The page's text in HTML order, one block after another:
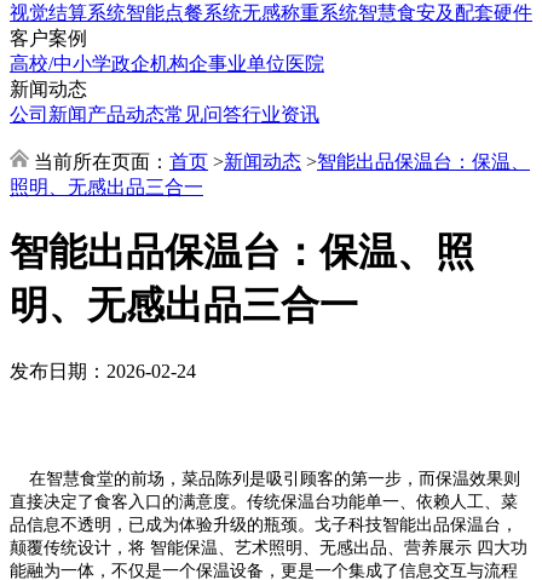
视觉结算系统智能点餐系统无感称重系统智慧食安及配套硬件
客户案例
高校/中小学政企机构企事业单位医院
新闻动态
公司新闻产品动态常见问答行业资讯
当前所在页面： 首页 >新闻动态 >智能出品保温台：保温、
照明、无感出品三合一
智能出品保温台：保温、照
明、无感出品三合一
发布日期：2026-02-24
在智慧食堂的前场，菜品陈列是吸引顾客的第一步，而保温效果则
直接决定了食客入口的满意度。传统保温台功能单一、依赖人工、菜
品信息不透明，已成为体验升级的瓶颈。戈子科技智能出品保温台，
颠覆传统设计，将 智能保温、艺术照明、无感出品、营养展示 四大功
能融为一体，不仅是一个保温设备，更是一个集成了信息交互与流程